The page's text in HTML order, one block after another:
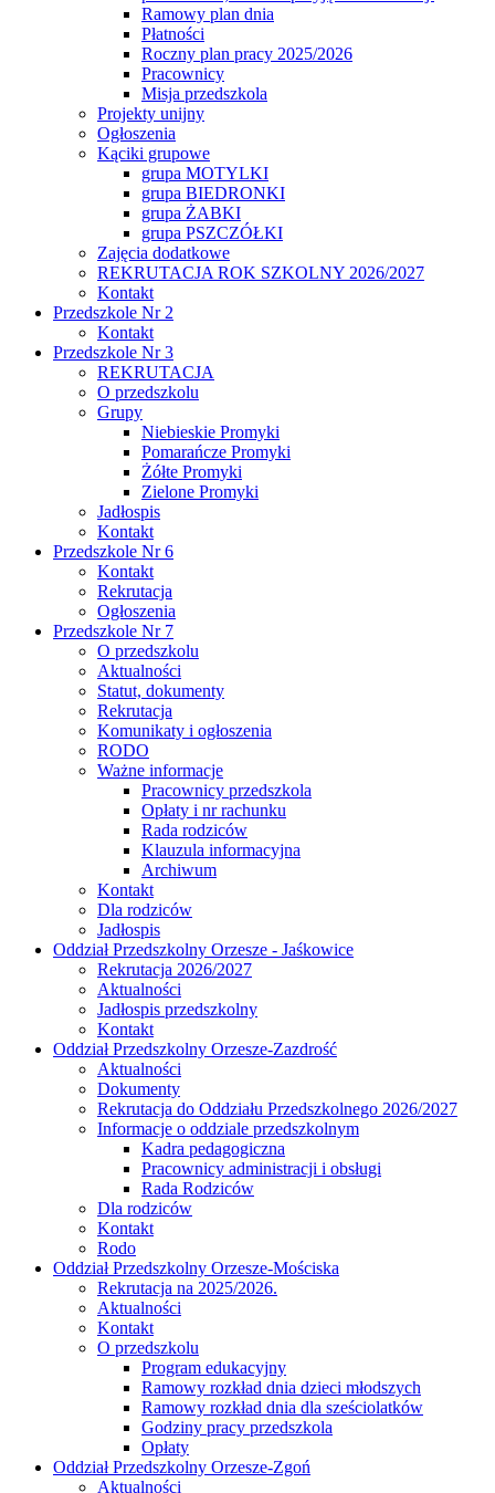
Ramowy plan dnia
Płatności
Roczny plan pracy 2025/2026
Pracownicy
Misja przedszkola
Projekty unijny
Ogłoszenia
Kąciki grupowe
grupa MOTYLKI
grupa BIEDRONKI
grupa ŻABKI
grupa PSZCZÓŁKI
Zajęcia dodatkowe
REKRUTACJA ROK SZKOLNY 2026/2027
Kontakt
Przedszkole Nr 2
Kontakt
Przedszkole Nr 3
REKRUTACJA
O przedszkolu
Grupy
Niebieskie Promyki
Pomarańcze Promyki
Żółte Promyki
Zielone Promyki
Jadłospis
Kontakt
Przedszkole Nr 6
Kontakt
Rekrutacja
Ogłoszenia
Przedszkole Nr 7
O przedszkolu
Aktualności
Statut, dokumenty
Rekrutacja
Komunikaty i ogłoszenia
RODO
Ważne informacje
Pracownicy przedszkola
Opłaty i nr rachunku
Rada rodziców
Klauzula informacyjna
Archiwum
Kontakt
Dla rodziców
Jadłospis
Oddział Przedszkolny Orzesze - Jaśkowice
Rekrutacja 2026/2027
Aktualności
Jadłospis przedszkolny
Kontakt
Oddział Przedszkolny Orzesze-Zazdrość
Aktualności
Dokumenty
Rekrutacja do Oddziału Przedszkolnego 2026/2027
Informacje o oddziale przedszkolnym
Kadra pedagogiczna
Pracownicy administracji i obsługi
Rada Rodziców
Dla rodziców
Kontakt
Rodo
Oddział Przedszkolny Orzesze-Mościska
Rekrutacja na 2025/2026.
Aktualności
Kontakt
O przedszkolu
Program edukacyjny
Ramowy rozkład dnia dzieci młodszych
Ramowy rozkład dnia dla sześciolatków
Godziny pracy przedszkola
Opłaty
Oddział Przedszkolny Orzesze-Zgoń
Aktualności